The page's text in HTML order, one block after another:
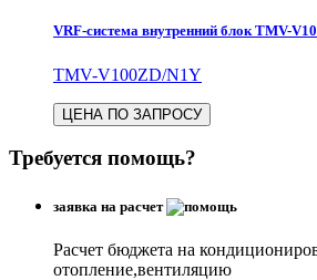
VRF-система внутренний блок TMV-
TMV-V100ZD/N1Y
ЦЕНА ПО ЗАПРОСУ
Требуется помощь?
заявка на расчет
Расчет бюджета на
отопление,вентиляцию